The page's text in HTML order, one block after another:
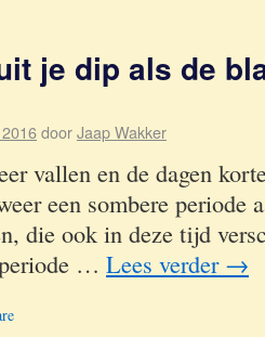
je dip als de
doorJaap Wakker
vallen en de dagen
een sombere periode
die ook in deze tijd
… Lees verder →